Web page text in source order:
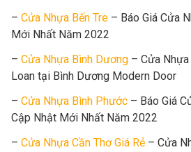
– Cửa Nhựa Bến Tre – Báo Giá Cửa
Mới Nhất Năm 2022
– Cửa Nhựa Bình Dương – Cửa
Loan tại Bình Dương Modern Door
– Cửa Nhựa Bình Phước – Báo Giá
Cập Nhật Mới Nhất Năm 2022
– Cửa Nhựa Cần Thơ Giá Rẻ – Cửa